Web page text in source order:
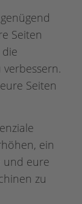
Seiten
Seiten
ein
und eure
zu